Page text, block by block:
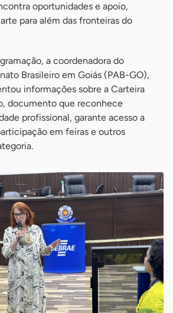
oportunidades e apoio,
para além das fronteiras do
a coordenadora do
Brasileiro em Goiás (PAB-GO),
informações sobre a Carteira
documento que reconhece
profissional, garante acesso a
em feiras e outros